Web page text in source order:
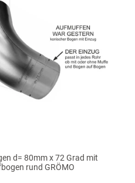
d= 80mm x 72 Grad mit
rund GRÖMO